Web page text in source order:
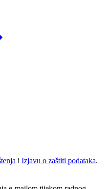
i Izjavu o zaštiti podataka.